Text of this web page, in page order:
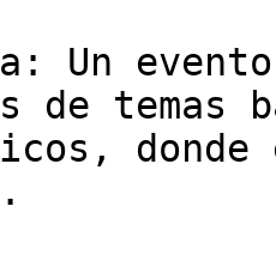
Un
de temas